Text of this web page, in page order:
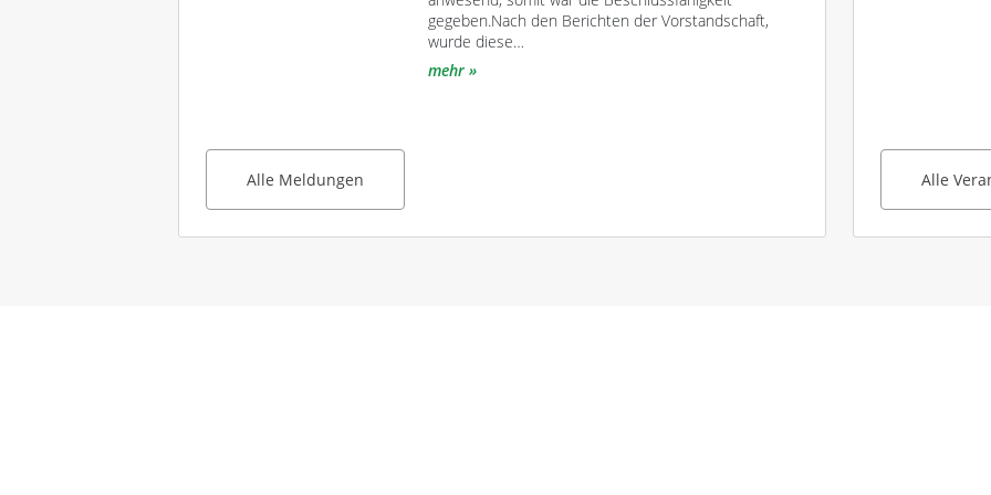
gegeben.Nach den Berichten der Vorstandschaft,
wurde diese…
mehr
Alle Meldungen Alle